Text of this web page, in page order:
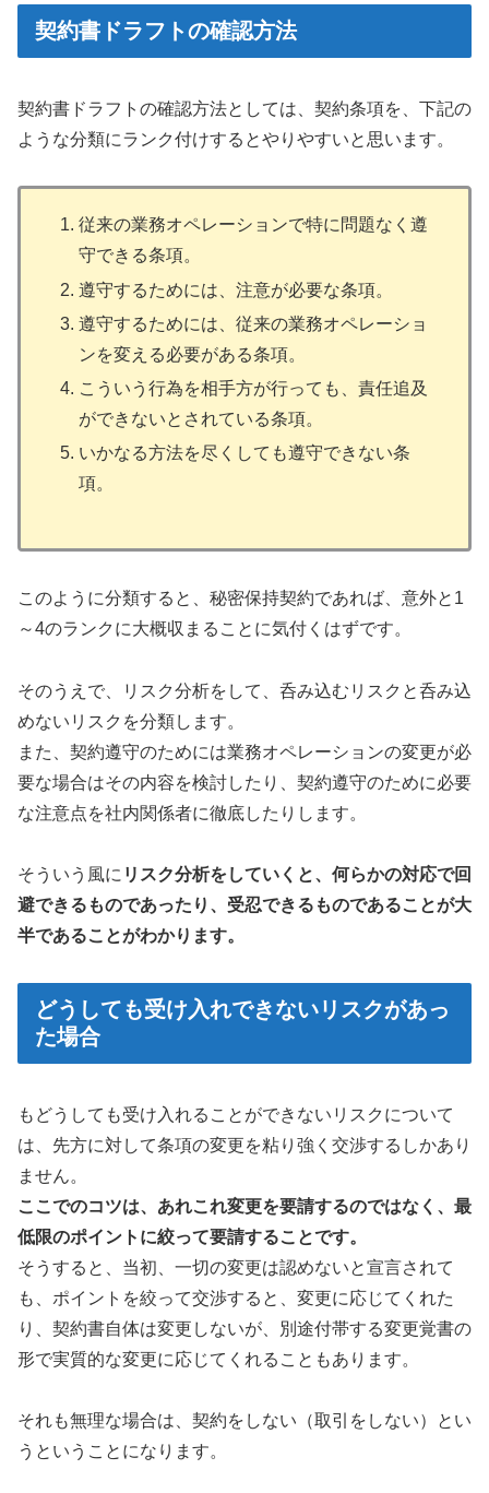
契約書ドラフトの確認方法
契約書ドラフトの確認方法としては、契約条項を、下記の
ような分類にランク付けするとやりやすいと思います。
従来の業務オペレーションで特に問題なく遵
守できる条項。
遵守するためには、注意が必要な条項。
遵守するためには、従来の業務オペレーショ
ンを変える必要がある条項。
こういう行為を相手方が行っても、責任追及
ができないとされている条項。
いかなる方法を尽くしても遵守できない条
項。
このように分類すると、秘密保持契約であれば、意外と1
～4のランクに大概収まることに気付くはずです。
そのうえで、リスク分析をして、呑み込むリスクと呑み込
めないリスクを分類します。
また、契約遵守のためには業務オペレーションの変更が必
要な場合はその内容を検討したり、契約遵守のために必要
な注意点を社内関係者に徹底したりします。
そういう風に リスク分析をしていくと、何らかの対応で回
避できるものであったり、受忍できるものであることが大
半であることがわかります。
どうしても受け入れできないリスクがあっ
た場合
もどうしても受け入れることができないリスクについて
は、先方に対して条項の変更を粘り強く交渉するしかあり
ません。
ここでのコツは、あれこれ変更を要請するのではなく、最
低限のポイントに絞って要請することです。
そうすると、当初、一切の変更は認めないと宣言されて
も、ポイントを絞って交渉すると、変更に応じてくれた
り、契約書自体は変更しないが、別途付帯する変更覚書の
形で実質的な変更に応じてくれることもあります。
それも無理な場合は、契約をしない（取引をしない）とい
うということになります。